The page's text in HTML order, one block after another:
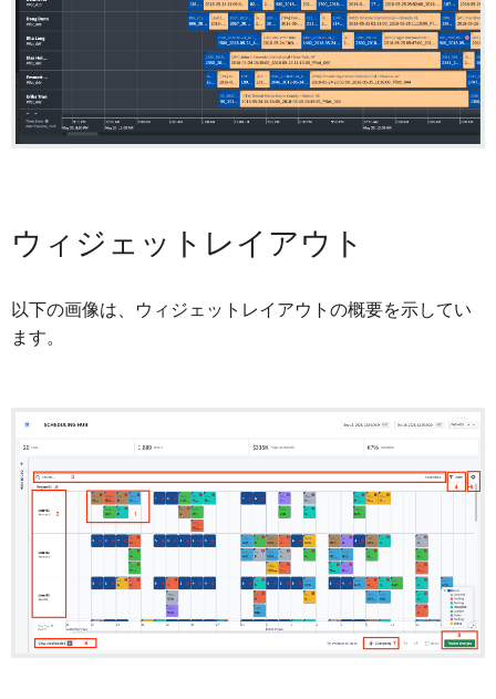
ウィジェットレイアウト
以下の画像は、ウィジェットレイアウトの概要を示してい
ます。